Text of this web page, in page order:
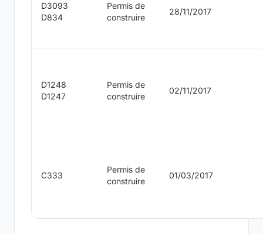
D3093
D834
Permis de
construire
28/11/2017
D1248
D1247
Permis de
construire
02/11/2017
C333
Permis de
construire
01/03/2017